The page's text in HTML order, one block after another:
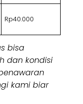
Rp40.000
bisa
dan kondisi
kami biar